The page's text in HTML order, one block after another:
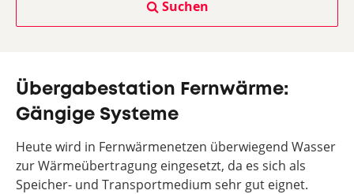
Suchen
Übergabestation Fernwärme:
Gängige Systeme
Heute wird in Fernwärmenetzen überwiegend Wasser
zur Wärmeübertragung eingesetzt, da es sich als
Speicher- und Transportmedium sehr gut eignet.